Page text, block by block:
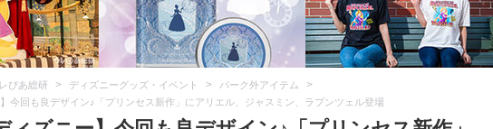
ぴあ総研 > ディズニーグッズ・イベント > パーク外アイテム >
】今回も良デザイン♪「プリンセス新作」にアリエル、ジャスミン、ラプンツェル登場